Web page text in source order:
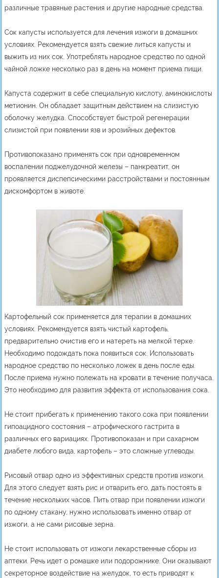
различные травяные растения и другие народные средства.
Сок капусты используется для лечения изжоги в домашних
условиях. Рекомендуется взять свежие литься капусты и
выжить из них сок. Употреблять народное средство по одной
чайной ложке несколько раз в день на момент приема пищи.
Капуста содержит в себе специальную кислоту, аминокислоты
метионин. Он обладает защитным действием на слизистую
оболочку желудка. Способствует быстрой регенерации
слизистой при появлении язв и эрозийных дефектов.
Противопоказано применять сок при одновременном
воспалении поджелудочной железы – панкреатит, он
проявляется диспепсическими расстройствами и постоянным
дискомфортом в животе.
Картофельный сок применяется для терапии в домашних
условиях. Рекомендуется взять чистый картофель,
предварительно очистив его и натереть на мелкой терке.
Необходимо подождать пока появиться сок. Использовать
народное средство по несколько ложек в день после еды.
После приема нужно полежать на кровати в течение получаса.
Это необходимо для развития эффекта от использования сока.
Не стоит прибегать к применению такого сока при появлении
гипоацидного состояния – атрофического гастрита в
различных его вариациях. Противопоказан и при сахарном
диабете любого вида, картофель – это сложные углеводы.
Рисовый отвар одно из эффективных средств против изжоги.
Для этого следует взять рис и отварить его, дать постоять в
течение нескольких часов. Пить отвар при появлении изжоги
по одному стакану, нужно использовать именно отвар от
изжоги, а не сами рисовые зерна.
Не стоит использовать от изжоги лекарственные сборы из
аптеки. Речь идет о ромашке или подорожнике. Они оказывают
секреторное воздействие на желудок, то есть приводят к